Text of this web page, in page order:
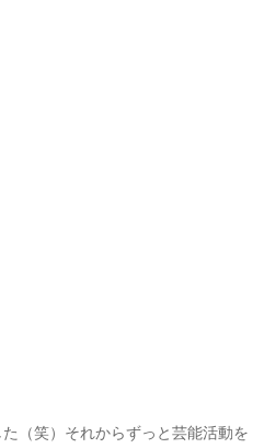
（笑）それからずっと芸能活動を